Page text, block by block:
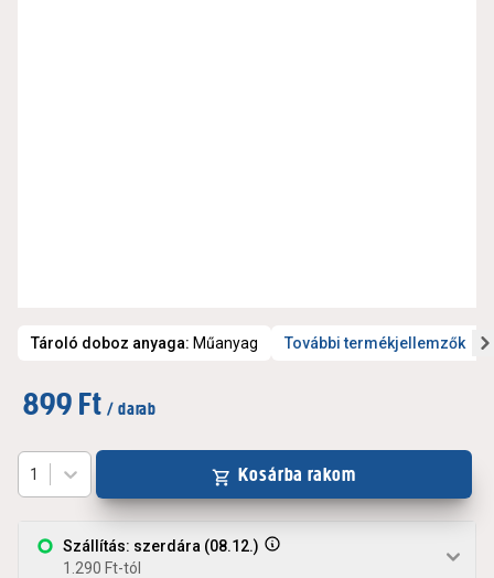
Tároló doboz anyaga: Műanyag További termékjellemzők
899 Ft / darab
Szállítás: szerdára (08.12.)
1.290 Ft-tól
1 Kosárba rakom